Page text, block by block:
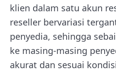
klien dalam satu akun
reseller bervariasi
penyedia, sehingga
ke masing-masing
akurat dan sesuai